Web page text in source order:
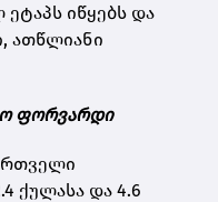
იწყებს და
ათწლიანი
ფორვარდი
ქულასა და 4.6